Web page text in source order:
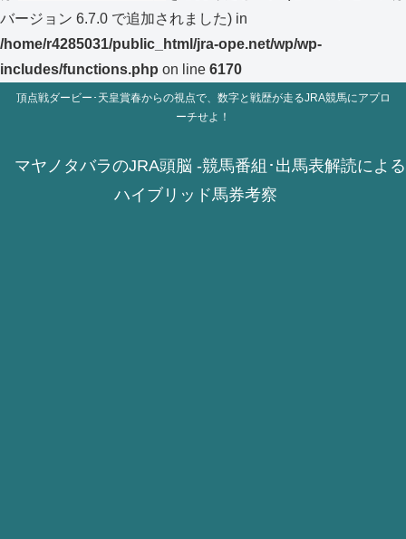
バージョン 6.7.0 で追加されました) in
/home/r4285031/public_html/jra-ope.net/wp/wp-
includes/functions.php on line 6170
頂点戦ダービー･天皇賞春からの視点で、数字と戦歴が走るJRA競馬にアプロ
ーチせよ！
マヤノタバラのJRA頭脳 -競馬番組･出馬表解読による
ハイブリッド馬券考察